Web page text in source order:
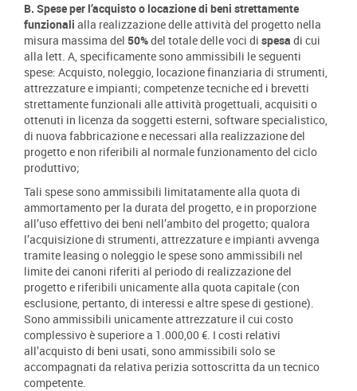
B. Spese per l’acquisto o locazione di beni strettamente
funzionali alla realizzazione delle attività del progetto nella
misura massima del 50%del totale delle voci di spesa di cui
alla lett. A, specificamente sono ammissibili le seguenti
spese: Acquisto, noleggio, locazione finanziaria di strumenti,
attrezzature e impianti; competenze tecniche ed i brevetti
strettamente funzionali alle attività progettuali, acquisiti o
ottenuti in licenza da soggetti esterni, software specialistico,
di nuova fabbricazione e necessari alla realizzazione del
progetto e non riferibili al normale funzionamento del ciclo
produttivo;
Tali spese sono ammissibili limitatamente alla quota di
ammortamento per la durata del progetto, e in proporzione
all’uso effettivo dei beni nell’ambito del progetto; qualora
l’acquisizione di strumenti, attrezzature e impianti avvenga
tramite leasing o noleggio le spese sono ammissibili nel
limite dei canoni riferiti al periodo di realizzazione del
progetto e riferibili unicamente alla quota capitale (con
esclusione, pertanto, di interessi e altre spese di gestione).
Sono ammissibili unicamente attrezzature il cui costo
complessivo è superiore a 1.000,00 €. I costi relativi
all’acquisto di beni usati, sono ammissibili solo se
accompagnati da relativa perizia sottoscritta da un tecnico
competente.